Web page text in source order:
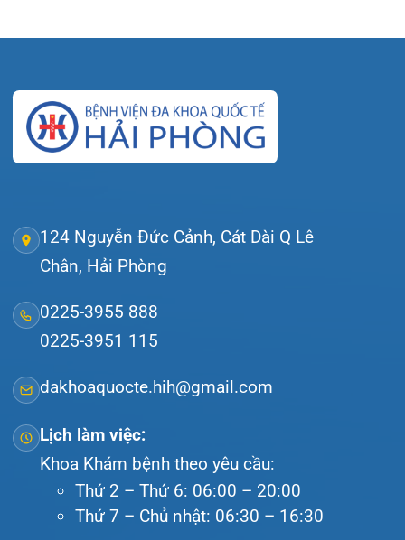
Tra cứu kết quả xét nghiệm
Giới thiệu
Lịch khám
Văn bản pháp quy